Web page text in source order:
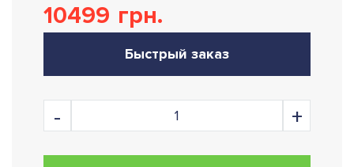
10499 грн.
Быстрый заказ